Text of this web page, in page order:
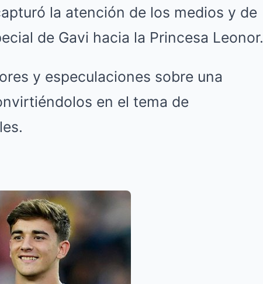
la atención de los medios y de
de Gavi hacia la Princesa Leonor.
y especulaciones sobre una
en el tema de